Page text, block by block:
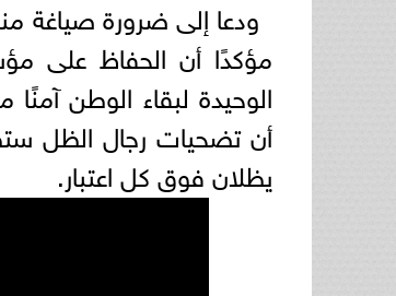
ودعا إلى ضرورة صياغة
مؤكدًا أن الحفاظ على
الوحيدة لبقاء الوطن
أن تضحيات رجال الظل
يظلان فوق كل اعتبار.